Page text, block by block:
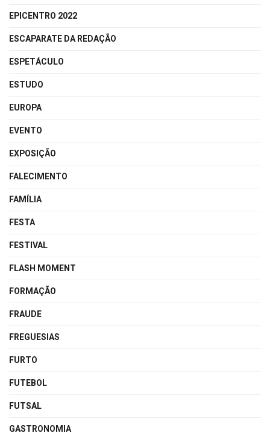
EPICENTRO 2022
ESCAPARATE DA REDAÇÃO
ESPETÁCULO
ESTUDO
EUROPA
EVENTO
EXPOSIÇÃO
FALECIMENTO
FAMÍLIA
FESTA
FESTIVAL
FLASH MOMENT
FORMAÇÃO
FRAUDE
FREGUESIAS
FURTO
FUTEBOL
FUTSAL
GASTRONOMIA